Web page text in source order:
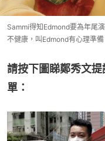
Sammi得知Edmond要為年尾
不健康，叫Edmond有心理準
請按下圖睇鄭秀文
單：